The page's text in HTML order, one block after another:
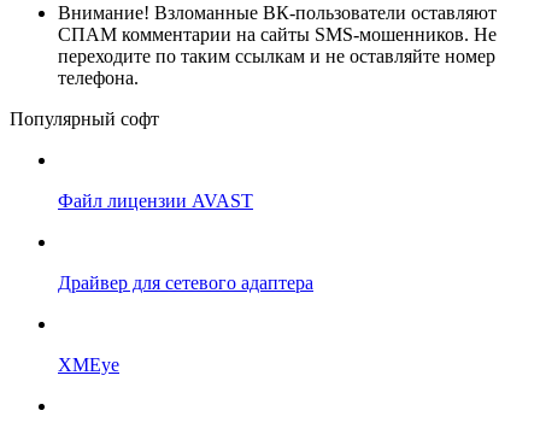
Внимание! Взломанные ВК-пользователи оставляют
СПАМ комментарии на сайты SMS-мошенников. Не
переходите по таким ссылкам и не оставляйте номер
телефона.
Популярный софт
Файл лицензии AVAST
Драйвер для сетевого адаптера
XMEye